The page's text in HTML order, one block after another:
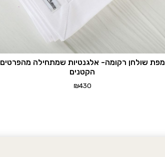
מפת שולחן רקומה- אלגנטיות שמתחילה מהפרטים
הקטנים
₪430